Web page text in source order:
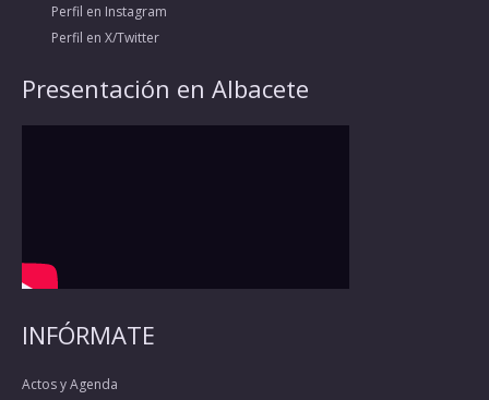
Perfil en Instagram
Perfil en X/Twitter
Presentación en Albacete
INFÓRMATE
Actos y Agenda